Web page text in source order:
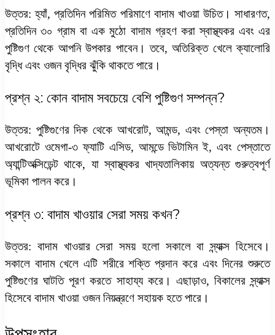
উত্তর: হ্যাঁ, প্রতিদিন পরিমিত পরিমাণে বাদাম খাওয়া উচিত। সাধারণত,
প্রতিদিন ৩০ গ্রাম বা এক মুঠো বাদাম গ্রহণ করা স্বাস্থ্যকর এবং এর
পুষ্টিগুণ থেকে আপনি উপকার পাবেন। তবে, অতিরিক্ত খেলে ক্যালোরি
বৃদ্ধি এবং ওজন বৃদ্ধির ঝুঁকি থাকতে পারে।
প্রশ্ন ২: কোন বাদাম সবচেয়ে বেশি পুষ্টিগুণ সম্পন্ন?
উত্তর: পুষ্টিগুণের দিক থেকে আখরোট, আমন্ড, এবং পেস্তা অন্যতম।
আখরোটে ওমেগা-৩ ফ্যাটি এসিড, আমন্ডে ভিটামিন ই, এবং পেস্তাতে
অ্যান্টিঅক্সিডেন্ট থাকে, যা স্বাস্থ্যকর খাদ্যতালিকায় অত্যন্ত গুরুত্বপূর্ণ
ভূমিকা পালন করে।
প্রশ্ন ৩: বাদাম খাওয়ার সেরা সময় কখন?
উত্তর: বাদাম খাওয়ার সেরা সময় হলো সকালে বা স্ন্যাক্স হিসেবে।
সকালে বাদাম খেলে এটি শরীরে শক্তি প্রদান করে এবং দিনের শুরুতে
পুষ্টিগুণের ঘাটতি পূরণ করতে সাহায্য করে। এছাড়াও, বিকালের স্ন্যাক্স
হিসেবে বাদাম খাওয়া ওজন নিয়ন্ত্রণে সহায়ক হতে পারে।